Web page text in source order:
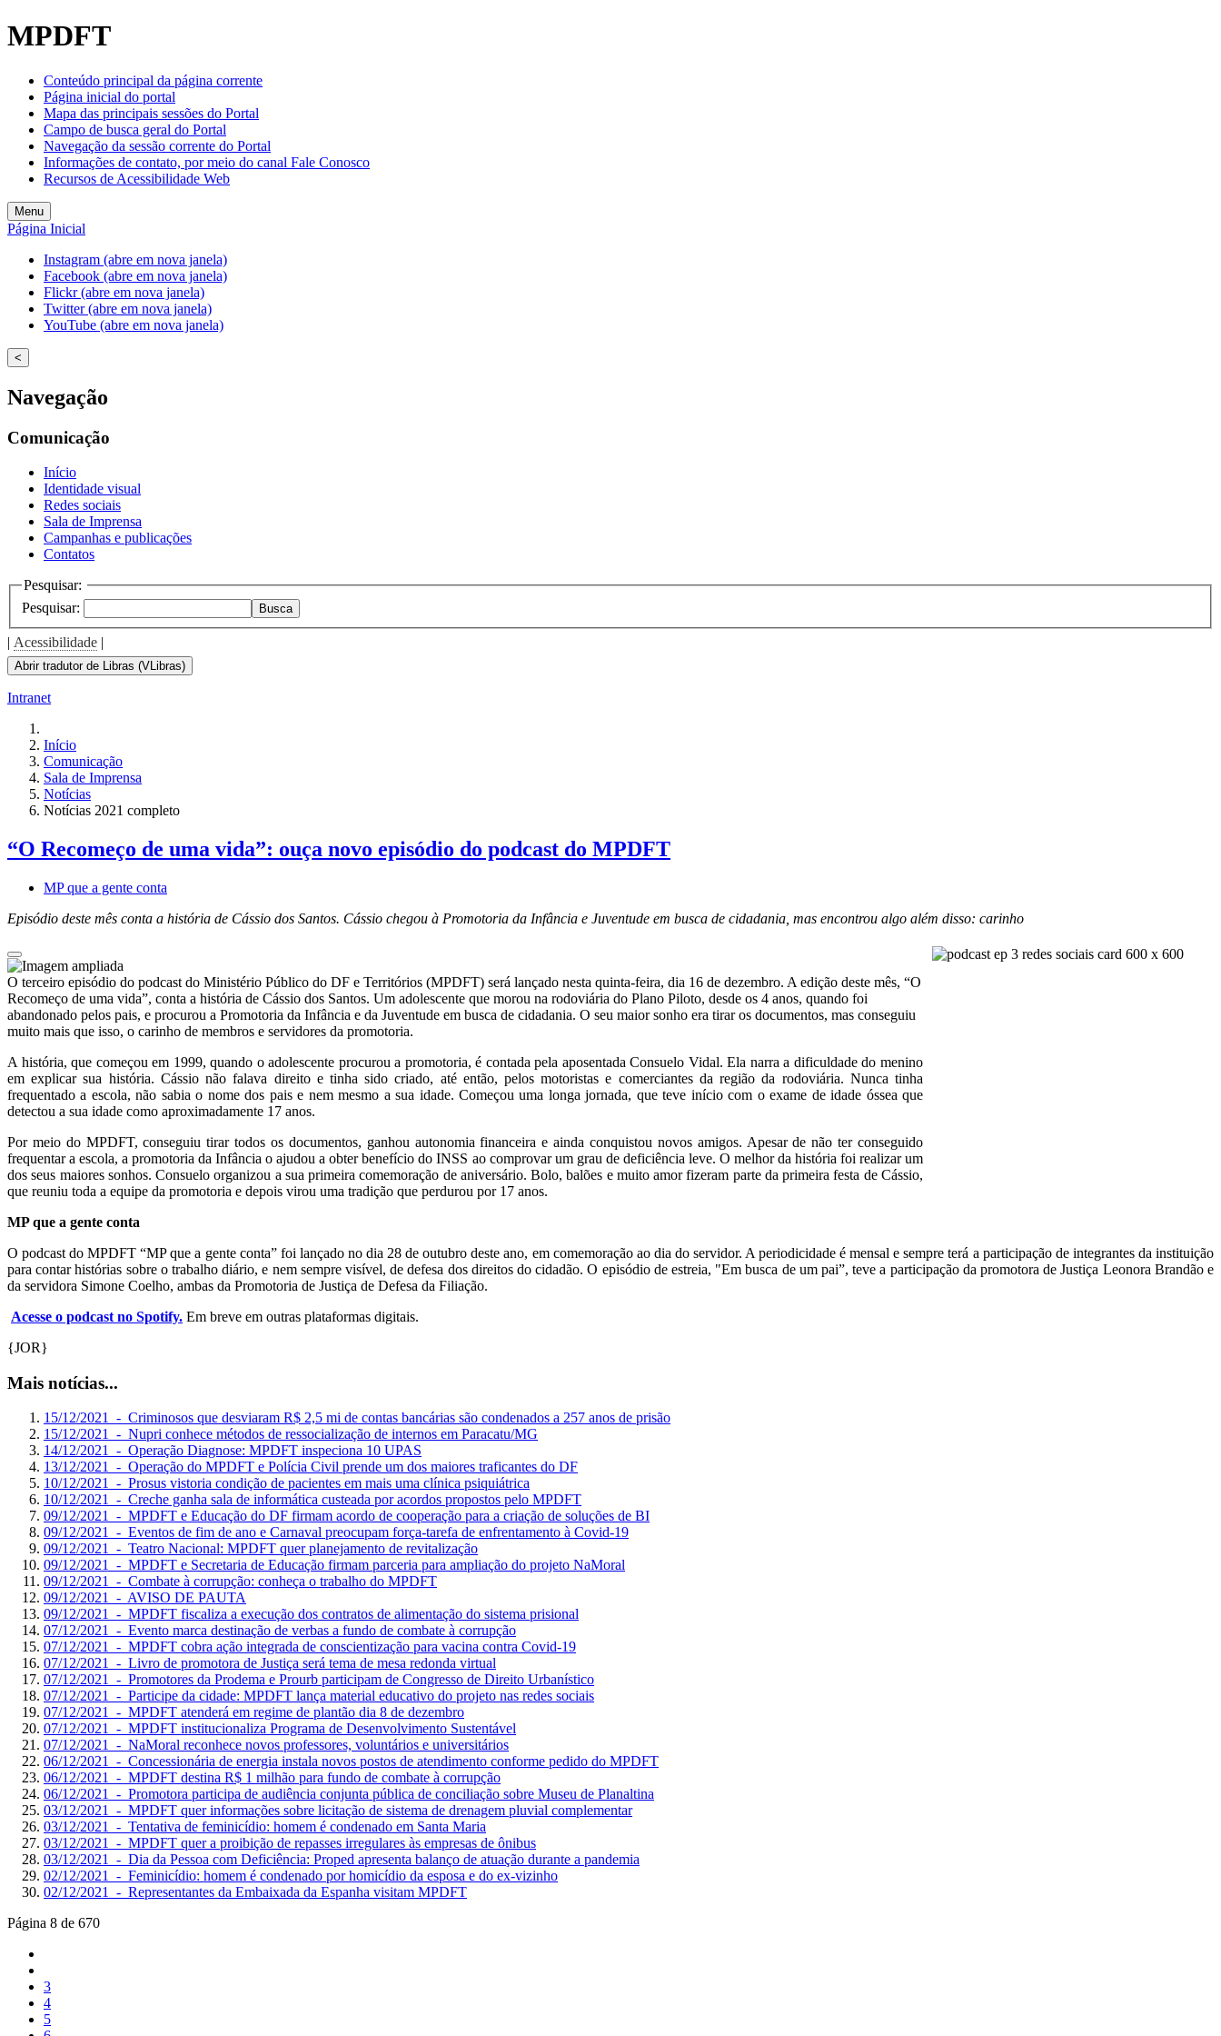
MPDFT
Conteúdo principal da página corrente
Página inicial do portal
Mapa das principais sessões do Portal
Campo de busca geral do Portal
Navegação da sessão corrente do Portal
Informações de contato, por meio do canal Fale Conosco
Recursos de Acessibilidade Web
Menu
Página Inicial
Instagram (abre em nova janela)
Facebook (abre em nova janela)
Flickr (abre em nova janela)
Twitter (abre em nova janela)
YouTube (abre em nova janela)
<
Navegação
Comunicação
Início
Identidade visual
Redes sociais
Sala de Imprensa
Campanhas e publicações
Contatos
Pesquisar:
Pesquisar:
Busca
| Acessibilidade |
Abrir tradutor de Libras (VLibras)
Intranet
Início
Comunicação
Sala de Imprensa
Notícias
Notícias 2021 completo
“O Recomeço de uma vida”: ouça novo episódio do podcast do MPDFT
MP que a gente conta
Episódio deste mês conta a história de Cássio dos Santos. Cássio chegou à Promotoria da Infância e Juventude em busca de cidadania, mas encontrou algo além disso: carinho
O terceiro episódio do podcast do Ministério Público do DF e Territórios (MPDFT) será lançado nesta quinta-feira, dia 16 de dezembro. A edição deste mês, “O
Recomeço de uma vida”, conta a história de Cássio dos Santos. Um adolescente que morou na rodoviária do Plano Piloto, desde os 4 anos, quando foi
abandonado pelos pais, e procurou a Promotoria da Infância e da Juventude em busca de cidadania. O seu maior sonho era tirar os documentos, mas conseguiu
muito mais que isso, o carinho de membros e servidores da promotoria.
A história, que começou em 1999, quando o adolescente procurou a promotoria, é contada pela aposentada Consuelo Vidal. Ela narra a dificuldade do menino
em explicar sua história. Cássio não falava direito e tinha sido criado, até então, pelos motoristas e comerciantes da região da rodoviária. Nunca tinha
frequentado a escola, não sabia o nome dos pais e nem mesmo a sua idade. Começou uma longa jornada, que teve início com o exame de idade óssea que
detectou a sua idade como aproximadamente 17 anos.
Por meio do MPDFT, conseguiu tirar todos os documentos, ganhou autonomia financeira e ainda conquistou novos amigos. Apesar de não ter conseguido
frequentar a escola, a promotoria da Infância o ajudou a obter benefício do INSS ao comprovar um grau de deficiência leve. O melhor da história foi realizar um
dos seus maiores sonhos. Consuelo organizou a sua primeira comemoração de aniversário. Bolo, balões e muito amor fizeram parte da primeira festa de Cássio,
que reuniu toda a equipe da promotoria e depois virou uma tradição que perdurou por 17 anos.
MP que a gente conta
O podcast do MPDFT “MP que a gente conta” foi lançado no dia 28 de outubro deste ano, em comemoração ao dia do servidor. A periodicidade é mensal e sempre terá a participação de integrantes da instituição
para contar histórias sobre o trabalho diário, e nem sempre visível, de defesa dos direitos do cidadão. O episódio de estreia, "Em busca de um pai”, teve a participação da promotora de Justiça Leonora Brandão e
da servidora Simone Coelho, ambas da Promotoria de Justiça de Defesa da Filiação.
Acesse o podcast no Spotify. Em breve em outras plataformas digitais.
{JOR}
Mais notícias...
15/12/2021 - Criminosos que desviaram R$ 2,5 mi de contas bancárias são condenados a 257 anos de prisão
15/12/2021 - Nupri conhece métodos de ressocialização de internos em Paracatu/MG
14/12/2021 - Operação Diagnose: MPDFT inspeciona 10 UPAS
13/12/2021 - Operação do MPDFT e Polícia Civil prende um dos maiores traficantes do DF
10/12/2021 - Prosus vistoria condição de pacientes em mais uma clínica psiquiátrica
10/12/2021 - Creche ganha sala de informática custeada por acordos propostos pelo MPDFT
09/12/2021 - MPDFT e Educação do DF firmam acordo de cooperação para a criação de soluções de BI
09/12/2021 - Eventos de fim de ano e Carnaval preocupam força-tarefa de enfrentamento à Covid-19
09/12/2021 - Teatro Nacional: MPDFT quer planejamento de revitalização
09/12/2021 - MPDFT e Secretaria de Educação firmam parceria para ampliação do projeto NaMoral
09/12/2021 - Combate à corrupção: conheça o trabalho do MPDFT
09/12/2021 - AVISO DE PAUTA
09/12/2021 - MPDFT fiscaliza a execução dos contratos de alimentação do sistema prisional
07/12/2021 - Evento marca destinação de verbas a fundo de combate à corrupção
07/12/2021 - MPDFT cobra ação integrada de conscientização para vacina contra Covid-19
07/12/2021 - Livro de promotora de Justiça será tema de mesa redonda virtual
07/12/2021 - Promotores da Prodema e Prourb participam de Congresso de Direito Urbanístico
07/12/2021 - Participe da cidade: MPDFT lança material educativo do projeto nas redes sociais
07/12/2021 - MPDFT atenderá em regime de plantão dia 8 de dezembro
07/12/2021 - MPDFT institucionaliza Programa de Desenvolvimento Sustentável
07/12/2021 - NaMoral reconhece novos professores, voluntários e universitários
06/12/2021 - Concessionária de energia instala novos postos de atendimento conforme pedido do MPDFT
06/12/2021 - MPDFT destina R$ 1 milhão para fundo de combate à corrupção
06/12/2021 - Promotora participa de audiência conjunta pública de conciliação sobre Museu de Planaltina
03/12/2021 - MPDFT quer informações sobre licitação de sistema de drenagem pluvial complementar
03/12/2021 - Tentativa de feminicídio: homem é condenado em Santa Maria
03/12/2021 - MPDFT quer a proibição de repasses irregulares às empresas de ônibus
03/12/2021 - Dia da Pessoa com Deficiência: Proped apresenta balanço de atuação durante a pandemia
02/12/2021 - Feminicídio: homem é condenado por homicídio da esposa e do ex-vizinho
02/12/2021 - Representantes da Embaixada da Espanha visitam MPDFT
Página 8 de 670
3
4
5